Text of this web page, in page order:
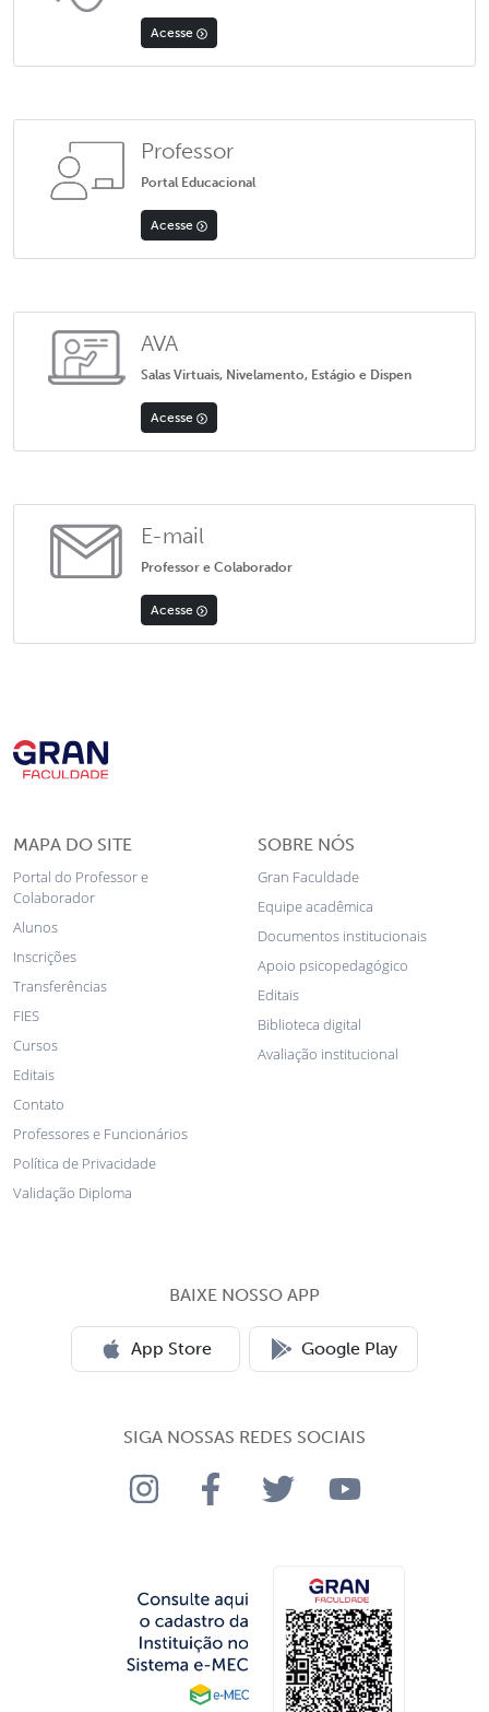
Acesse
Professor
Portal Educacional
Acesse
AVA
Salas Virtuais, Nivelamento, Estágio e Dispen
Acesse
E-mail
Professor e Colaborador
Acesse
MAPA DO SITE
Portal do Professor e
Colaborador
Alunos
Inscrições
Transferências
FIES
Cursos
Editais
Contato
Professores e Funcionários
Política de Privacidade
Validação Diploma
SOBRE NÓS
Gran Faculdade
Equipe acadêmica
Documentos institucionais
Apoio psicopedagógico
Editais
Biblioteca digital
Avaliação institucional
BAIXE NOSSO APP
App Store Google Play
SIGA NOSSAS REDES SOCIAIS